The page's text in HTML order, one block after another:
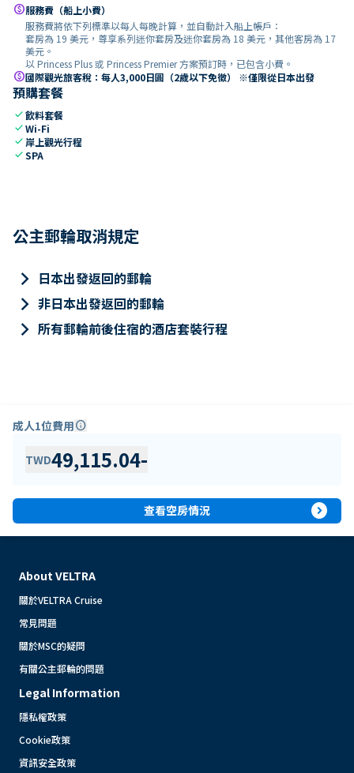
paid服務費（船上小費）
服務費將依下列標準以每人每晚計算，並自動計入船上帳戶：
套房為 19 美元，尊享系列迷你套房及迷你套房為 18 美元，其他客房為 17
美元。
以 Princess Plus 或 Princess Premier 方案預訂時，已包含小費。
paid國際觀光旅客稅：每人3,000日圓（2歲以下免徵） ※僅限從日本出發
預購套餐
check飲料套餐
checkWi-Fi
check 岸上觀光行程
checkSPA
公主郵輪取消規定
keyboard_arrow_right 日本出發返回的郵輪
keyboard_arrow_right 非日本出發返回的郵輪
keyboard_arrow_right 所有郵輪前後住宿的酒店套裝行程
成人1位費用info
TWD49,115.04-
查看空房情況 expand_circle_right
About VELTRA
關於VELTRA Cruise
常見問題
關於MSC的疑問
有關公主郵輪的問題
Legal Information
隱私權政策
Cookie政策
資訊安全政策